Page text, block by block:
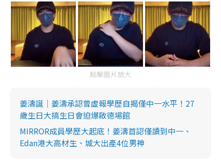
點擊圖片放大
姜濤誕｜姜濤承認曾虛報學歷自揭僅中一水平！27
歲生日大搞生日會迫爆啟德場館
MIRROR成員學歷大起底！姜濤首認僅讀到中一、
Edan港大高材生、城大出產4位男神